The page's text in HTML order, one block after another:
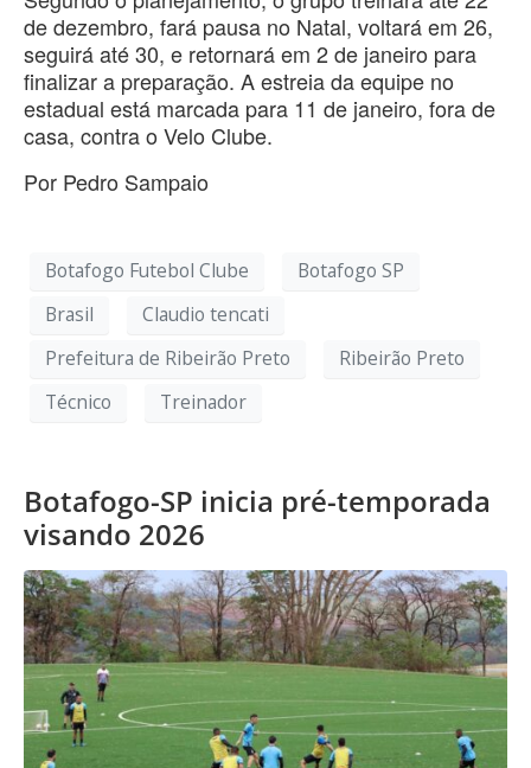
de dezembro, fará pausa no Natal, voltará em 26,
seguirá até 30, e retornará em 2 de janeiro para
finalizar a preparação. A estreia da equipe no
estadual está marcada para 11 de janeiro, fora de
casa, contra o Velo Clube.
Por Pedro Sampaio
Botafogo Futebol Clube
Botafogo SP
Brasil
Claudio tencati
Prefeitura de Ribeirão Preto
Ribeirão Preto
Técnico
Treinador
Botafogo-SP inicia pré-temporada
visando 2026